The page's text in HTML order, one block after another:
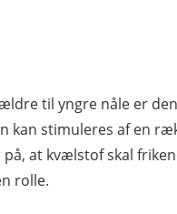
til yngre nåle er
kan stimuleres af en
at kvælstof skal
rolle.